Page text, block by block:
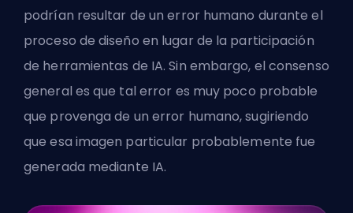
podrían resultar de un error humano durante el
proceso de diseño en lugar de la participación
de herramientas de IA. Sin embargo, el consenso
general es que tal error es muy poco probable
que provenga de un error humano, sugiriendo
que esa imagen particular probablemente fue
generada mediante IA.